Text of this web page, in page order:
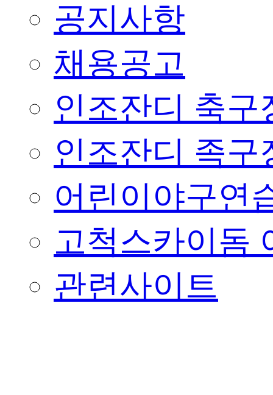
공지사항
채용공고
인조잔디 축구
인조잔디 족구
어린이야구연
고척스카이돔
관련사이트